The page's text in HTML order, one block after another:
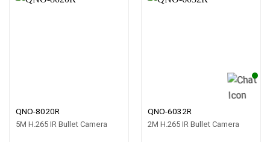
QNO-8020R
5M H.265 IR Bullet Camera
QNO-6032R
2M H.265 IR Bullet Camera